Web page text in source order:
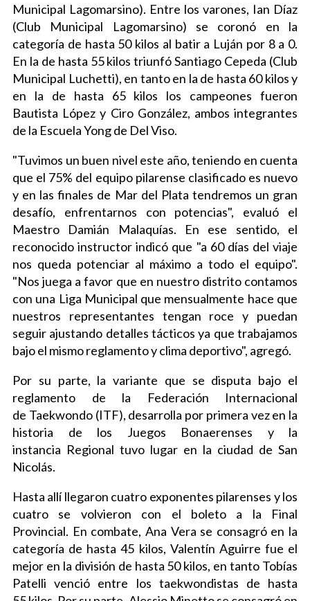
Municipal Lagomarsino). Entre los varones, Ian Díaz
(Club Municipal Lagomarsino) se coronó en la
categoría de hasta 50 kilos al batir a Luján por 8 a 0.
En la de hasta 55 kilos triunfó Santiago Cepeda (Club
Municipal Luchetti), en tanto en la de hasta 60 kilos y
en la de hasta 65 kilos los campeones fueron
Bautista López y Ciro González, ambos integrantes
de la Escuela Yong de Del Viso.
"Tuvimos un buen nivel este año, teniendo en cuenta
que el 75% del equipo pilarense clasificado es nuevo
y en las finales de Mar del Plata tendremos un gran
desafío, enfrentarnos con potencias", evaluó el
Maestro Damián Malaquías. En ese sentido, el
reconocido instructor indicó que "a 60 días del viaje
nos queda potenciar al máximo a todo el equipo".
"Nos juega a favor que en nuestro distrito contamos
con una Liga Municipal que mensualmente hace que
nuestros representantes tengan roce y puedan
seguir ajustando detalles tácticos ya que trabajamos
bajo el mismo reglamento y clima deportivo", agregó.
Por su parte, la variante que se disputa bajo el
reglamento de la Federación Internacional
de Taekwondo (ITF), desarrolla por primera vez en la
historia de los Juegos Bonaerenses y la
instancia Regional tuvo lugar en la ciudad de San
Nicolás.
Hasta allí llegaron cuatro exponentes pilarenses y los
cuatro se volvieron con el boleto a la Final
Provincial. En combate, Ana Vera se consagró en la
categoría de hasta 45 kilos, Valentín Aguirre fue el
mejor en la división de hasta 50 kilos, en tanto Tobías
Patelli venció entre los taekwondistas de hasta